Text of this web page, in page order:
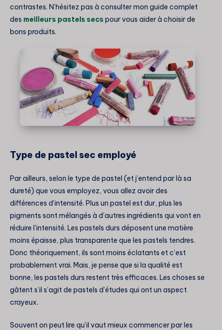
contrastes. N’hésitez pas à consulter mon guide complet
des meilleurs pastels secs pour vous aider à choisir de
bons produits.
Type de pastel sec employé
Par ailleurs, selon le type de pastel (et j’entend par là sa
dureté) que vous employez, vous allez avoir des
différences d’intensité. Plus un pastel est dur, plus les
pigments sont mélangés à d’autres ingrédients qui vont en
réduire l’intensité. Les pastels durs déposent une matière
moins épaisse, plus transparente que les pastels tendres.
Donc théoriquement, ils sont moins éclatants et c’est
probablement vrai. Mais, je pense que si la qualité est
bonne, les pastels durs restent très efficaces. Les choses se
gâtent s’il s’agit de pastels d’études qui ont un aspect
crayeux.
Souvent on peut lire qu’il vaut mieux commencer par les